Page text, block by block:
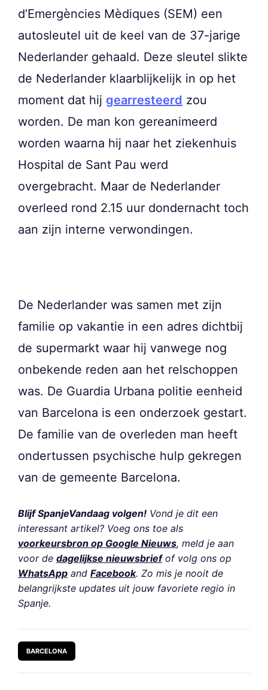
d’Emergències Mèdiques (SEM) een
autosleutel uit de keel van de 37-jarige
Nederlander gehaald. Deze sleutel slikte
de Nederlander klaarblijkelijk in op het
moment dat hij gearresteerd zou
worden. De man kon gereanimeerd
worden waarna hij naar het ziekenhuis
Hospital de Sant Pau werd
overgebracht. Maar de Nederlander
overleed rond 2.15 uur dondernacht toch
aan zijn interne verwondingen.
De Nederlander was samen met zijn
familie op vakantie in een adres dichtbij
de supermarkt waar hij vanwege nog
onbekende reden aan het relschoppen
was. De Guardia Urbana politie eenheid
van Barcelona is een onderzoek gestart.
De familie van de overleden man heeft
ondertussen psychische hulp gekregen
van de gemeente Barcelona.
Blijf SpanjeVandaag volgen! Vond je dit een
interessant artikel? Voeg ons toe als
voorkeursbron op Google Nieuws, meld je aan
voor de dagelijkse nieuwsbriefof volg ons op
WhatsApp and Facebook. Zo mis je nooit de
belangrijkste updates uit jouw favoriete regio in
Spanje.
BARCELONA